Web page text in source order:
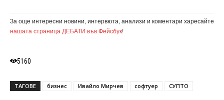
За още интересни новини, интервюта, анализи и коментари харесайте
нашата страница ДЕБАТИ във Фейсбук!
5160
ТАГОВЕ бизнес Ивайло Мирчев софтуер СУПТО